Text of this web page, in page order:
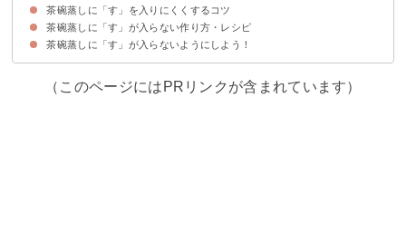
原因①温度が急に上げ過ぎている
原因②卵の量が出汁の量に対して多い
原因③卵を混ぜる際に泡立て過ぎている
茶碗蒸しに「す」を入りにくくするコツ
①一気に加熱されにくくする
②液に空気が入らないようにする
茶碗蒸しに「す」が入らない作り方・レシピ
材料
作り方・手順
茶碗蒸しに「す」が入らないようにしよう！
（このページにはPRリンクが含まれています）